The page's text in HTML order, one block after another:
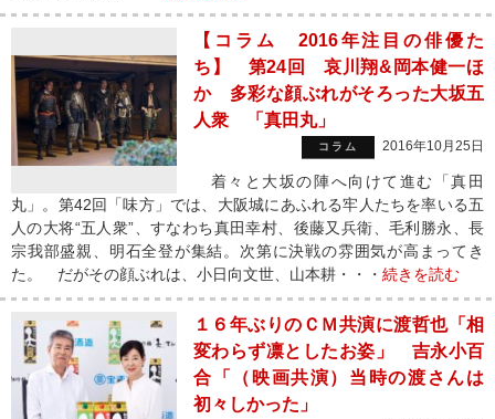
【コラム 2016年注目の俳優た
ち】 第24回 哀川翔&岡本健一ほ
か 多彩な顔ぶれがそろった大坂五
人衆 「真田丸」
コラム 2016年10月25日
着々と大坂の陣へ向けて進む「真田
丸」。第42回「味方」では、大阪城にあふれる牢人たちを率いる五
人の大将“五人衆”、すなわち真田幸村、後藤又兵衛、毛利勝永、長
宗我部盛親、明石全登が集結。次第に決戦の雰囲気が高まってき
た。 だがその顔ぶれは、小日向文世、山本耕・・・ 続きを読む
１６年ぶりのＣＭ共演に渡哲也「相
変わらず凛としたお姿」 吉永小百
合「（映画共演）当時の渡さんは
初々しかった」